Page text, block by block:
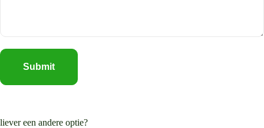
liever een andere optie?